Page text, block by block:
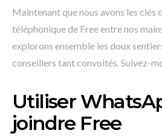
Maintenant que nous avons les clés
téléphonique de Free entre nos
explorons ensemble les doux
conseillers tant convoités. Suivez-
Utiliser
joindre Free